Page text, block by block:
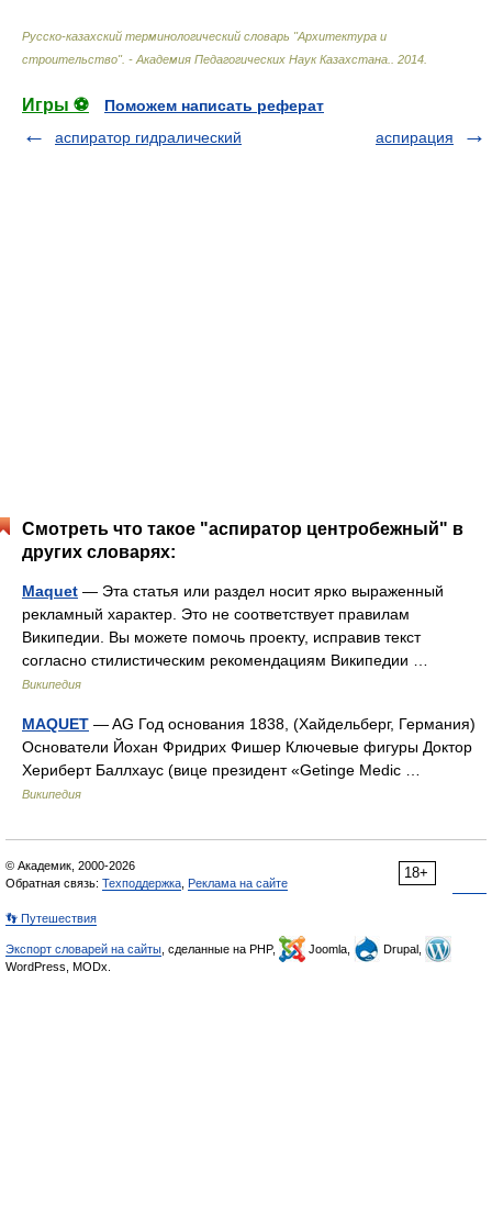
Русско-казахский терминологический словарь "Архитектура и
строительство". - Академия Педагогических Наук Казахстана.
2014
Игры ⚽
Поможем написать реферат
аспиратор гидралический
аспирация
Смотреть что такое "аспиратор центробежный" в
других словарях:
Maquet — Эта статья или раздел носит ярко выраженный
рекламный характер. Это не соответствует правилам
Википедии. Вы можете помочь проекту, исправив текст
согласно стилистическим рекомендациям Википедии …
Википедия
MAQUET — AG Год основания 1838, (Хайдельберг, Германия)
Основатели Йохан Фридрих Фишер Ключевые фигуры Доктор
Хериберт Баллхаус (вице президент «Getinge Medic …
Википедия
18+
© Академик, 2000-2026
Обратная связь: Техподдержка Реклама на сайте
👣 Путешествия
Экспорт словарей на сайты , сделанные на PHP, Joomla,
Drupal,
WordPress, MODx.